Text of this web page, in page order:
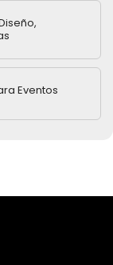
Eventos